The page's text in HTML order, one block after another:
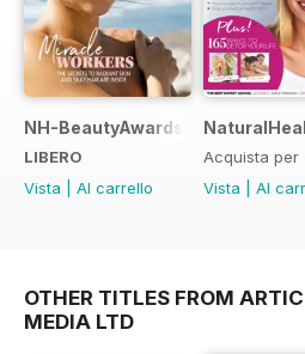
NH-BeautyAwards
LIBERO
Vista
Al carrello
Acquista per
Vista
Al
OTHER TITLES FROM
MEDIA LTD